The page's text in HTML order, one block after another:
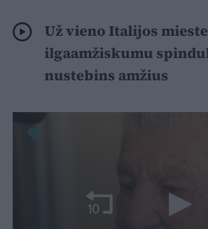
Už vieno Italijos
ilgaamžiskumu
nustebins amžius